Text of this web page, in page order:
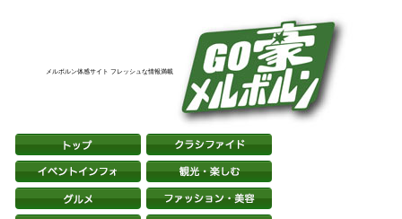
メルボルン体感サイト フレッシュな情報満載